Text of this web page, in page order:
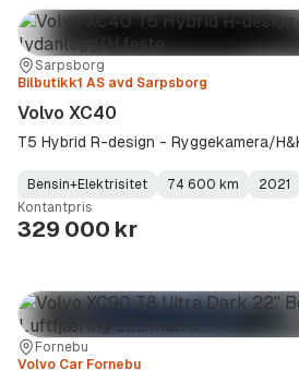
Sted:
Sarpsborg
Forhandler:
Bilbutikk1 AS avd Sarpsborg
Volvo XC40
T5 Hybrid R-design - Ryggekamera/
Fuel
Type:
Bensin+Elektrisitet
Kilometerstand: 74 600 km
Model
Year:
2021
Gearbox
Type:
Kontantpris
329 000 kr
Sted:Fornebu
Forhandler:
Volvo Car Fornebu